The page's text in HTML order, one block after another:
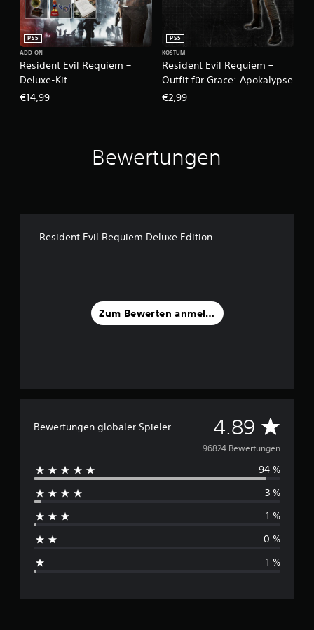
Resident Evil Requiem –
Deluxe-Kit
PS5
ADD-ON
€14,99
Resident Evil Requiem –
Outfit für Grace: Apokalypse
PS5
KOSTÜM
€2,99
Bewertungen
Resident Evil Requiem Deluxe Edition
Zum Bewerten anmelden
Bewertungen globaler Spieler 4.89 D
u
r
h
h
96824 Bewertungen
94 %
3 %
1 %
0 %
1 %